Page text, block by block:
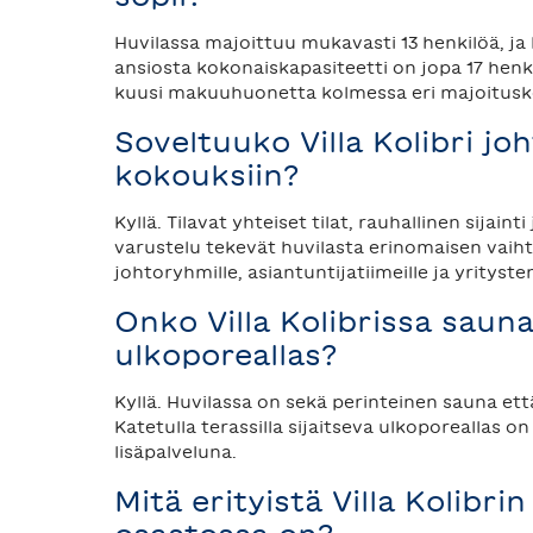
Huvilassa majoittuu mukavasti 13 henkilöä,
ansiosta kokonaiskapasiteetti on jopa 17
kuusi makuuhuonetta kolmessa eri
Soveltuuko Villa Kolibri
kokouksiin?
Kyllä. Tilavat yhteiset tilat, rauhallinen sijainti
varustelu tekevät huvilasta erinomaisen
johtoryhmille, asiantuntijatiimeille ja
Onko Villa Kolibrissa
ulkoporeallas?
Kyllä. Huvilassa on sekä perinteinen sauna
Katetulla terassilla sijaitseva ulkoporeallas
lisäpalveluna.
Mitä erityistä Villa